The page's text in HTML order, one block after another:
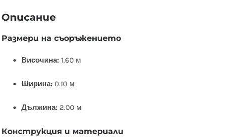
Описание
Размери на съоръжението
Височина: 1.60 м
Ширина: 0.10 м
Дължина: 2.00 м
Конструкция и материали